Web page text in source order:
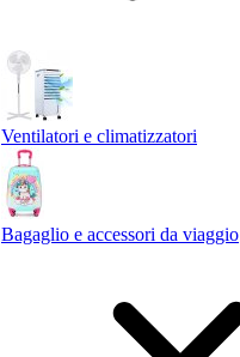
Ventilatori e climatizzatori
Bagaglio e accessori da viaggio